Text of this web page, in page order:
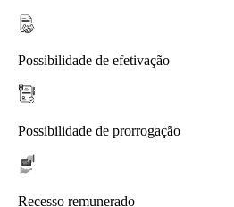
Possibilidade de efetivação
Possibilidade de prorrogação
Recesso remunerado